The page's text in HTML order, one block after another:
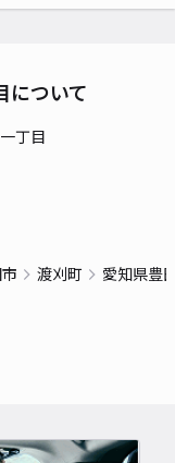
について
丁目
渡刈町 愛知県豊